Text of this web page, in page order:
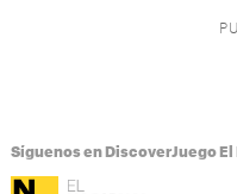
Síguenos en DiscoverJuego El